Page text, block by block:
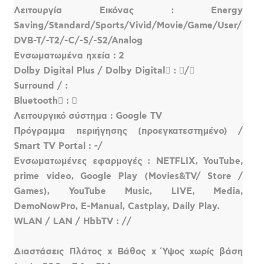
Λειτουργία Εικόνας : Energy
Saving/Standard/Sports/Vivid/Movie/Game/User/
DVB-T/-T2/-C/-S/-S2/Analog
Ενσωματωμένα ηχεία : 2
Dolby Digital Plus / Dolby Digital : /
Surround / : 
Bluetooth : 
Λειτουργικό σύστημα : Google TV
Πρόγραμμα περιήγησης (προεγκατεστημένο) /
Smart TV Portal : -/
Ενσωματωμένες εφαρμογές : NETFLIX, YouTube,
prime video, Google Play (Movies&TV/ Store /
Games), YouTube Music, LIVE, Media,
DemoNowPro, E-Manual, Castplay, Daily Play.
WLAN / LAN / HbbTV : //
Διαστάσεις Πλάτος x Βάθος x Ύψος χωρίς βάση